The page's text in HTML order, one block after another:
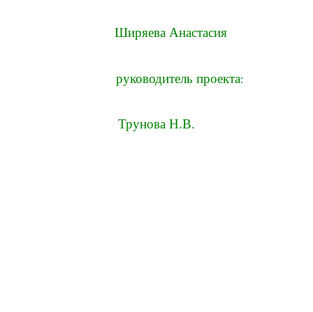
Ширяева Анастасия
руководитель проекта:
Трунова Н.В.